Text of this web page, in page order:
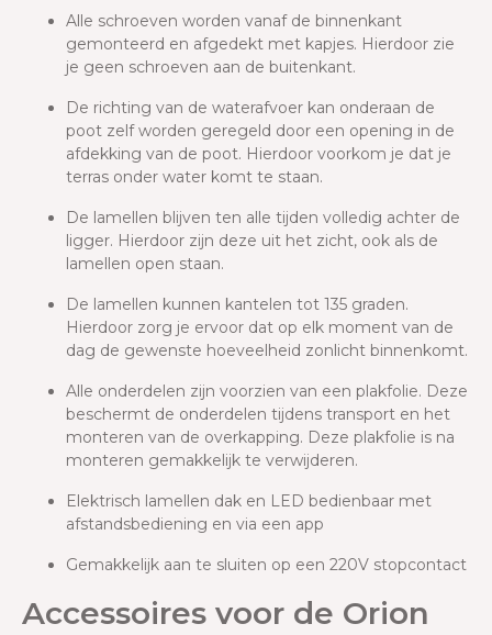
Alle schroeven worden vanaf de binnenkant
gemonteerd en afgedekt met kapjes. Hierdoor zie
je geen schroeven aan de buitenkant.
De richting van de waterafvoer kan onderaan de
poot zelf worden geregeld door een opening in de
afdekking van de poot. Hierdoor voorkom je dat je
terras onder water komt te staan.
De lamellen blijven ten alle tijden volledig achter de
ligger. Hierdoor zijn deze uit het zicht, ook als de
lamellen open staan.
De lamellen kunnen kantelen tot 135 graden.
Hierdoor zorg je ervoor dat op elk moment van de
dag de gewenste hoeveelheid zonlicht binnenkomt.
Alle onderdelen zijn voorzien van een plakfolie. Deze
beschermt de onderdelen tijdens transport en het
monteren van de overkapping. Deze plakfolie is na
monteren gemakkelijk te verwijderen.
Elektrisch lamellen dak en LED bedienbaar met
afstandsbediening en via een app
Gemakkelijk aan te sluiten op een 220V stopcontact
Accessoires voor de Orion